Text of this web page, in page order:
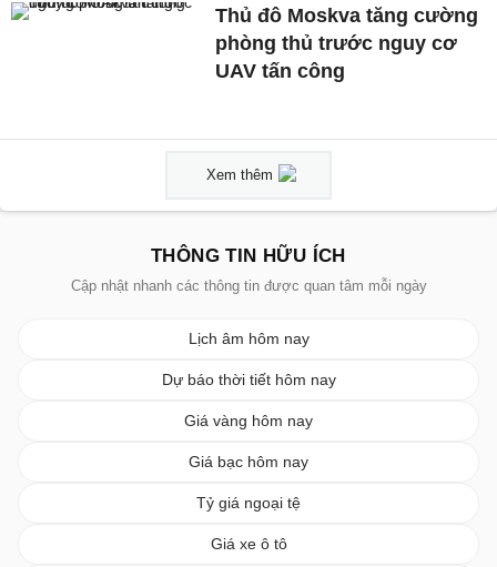
Thủ đô Moskva tăng cường
phòng thủ trước nguy cơ
UAV tấn công
Xem thêm
THÔNG TIN HỮU ÍCH
Cập nhật nhanh các thông tin được quan tâm mỗi ngày
Lịch âm hôm nay
Dự báo thời tiết hôm nay
Giá vàng hôm nay
Giá bạc hôm nay
Tỷ giá ngoại tệ
Giá xe ô tô